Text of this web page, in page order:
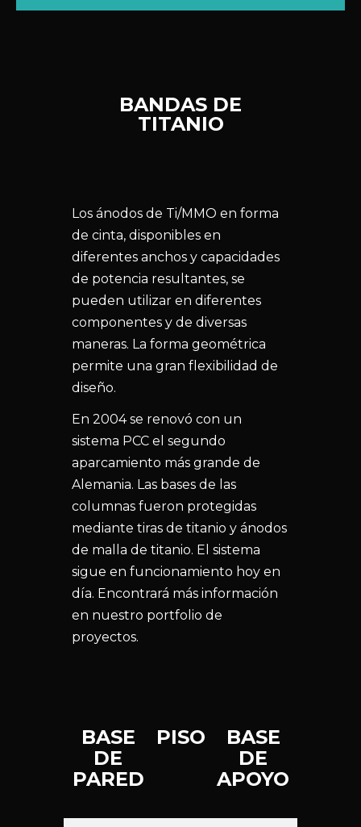
BANDAS DE
TITANIO
Los ánodos de Ti/MMO en forma
de cinta, disponibles en
diferentes anchos y capacidades
de potencia resultantes, se
pueden utilizar en diferentes
componentes y de diversas
maneras. La forma geométrica
permite una gran flexibilidad de
diseño.
En 2004 se renovó con un
sistema PCC el segundo
aparcamiento más grande de
Alemania. Las bases de las
columnas fueron protegidas
mediante tiras de titanio y ánodos
de malla de titanio. El sistema
sigue en funcionamiento hoy en
día. Encontrará más información
en nuestro portfolio de
proyectos.
BASE
DE
PARED
PISO
BASE
DE
APOYO